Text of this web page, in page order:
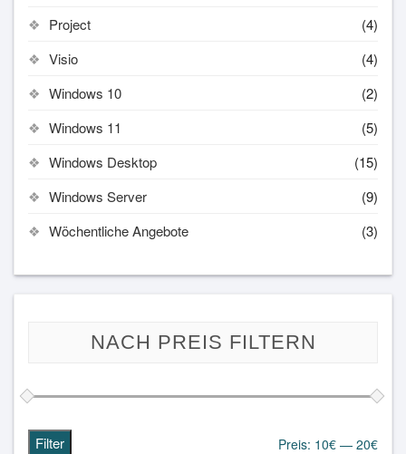
Project
(4)
Visio
(4)
Windows 10
(2)
Windows 11
(5)
Windows Desktop
(15)
Windows Server
(9)
Wöchentliche Angebote
(3)
NACH PREIS FILTERN
Filter Preis: 10€ — 20€